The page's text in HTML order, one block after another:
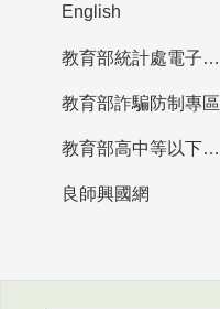
English
教育部統計處電子書櫃
教育部詐騙防制專區
教育部高中等以下學校及幼兒園教師資格檢定考試
良師興國網